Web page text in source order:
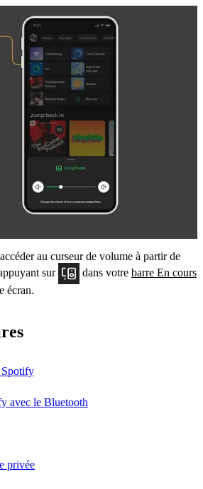
au curseur de volume à partir de
sur
dans votre barre En cours
écran.
avec le Bluetooth
privée